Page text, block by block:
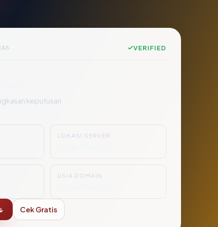
VERIFIED
keputusan
LOKASI SERVER
USIA DOMAIN
Cek Gratis